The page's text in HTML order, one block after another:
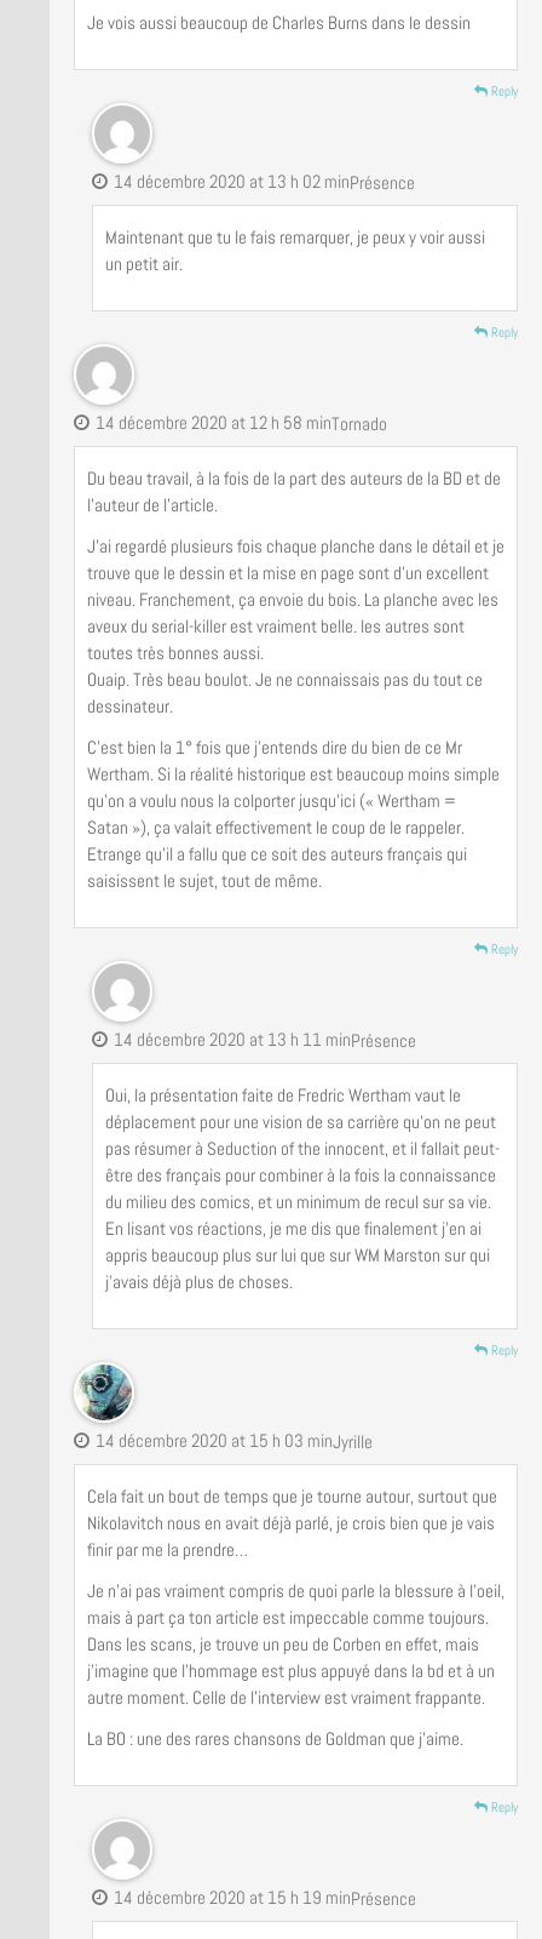
Je vois aussi beaucoup de Charles Burns dans le dessin
Reply
Présence
14 décembre 2020 at 13 h 02 min
Maintenant que tu le fais remarquer, je peux y voir aussi
un petit air.
Reply
Tornado
14 décembre 2020 at 12 h 58 min
Du beau travail, à la fois de la part des auteurs de la BD et de
l’auteur de l’article.
J’ai regardé plusieurs fois chaque planche dans le détail et je
trouve que le dessin et la mise en page sont d’un excellent
niveau. Franchement, ça envoie du bois. La planche avec les
aveux du serial-killer est vraiment belle. les autres sont
toutes très bonnes aussi.
Ouaip. Très beau boulot. Je ne connaissais pas du tout ce
dessinateur.
C’est bien la 1° fois que j’entends dire du bien de ce Mr
Wertham. Si la réalité historique est beaucoup moins simple
qu’on a voulu nous la colporter jusqu’ici (« Wertham =
Satan »), ça valait effectivement le coup de le rappeler.
Etrange qu’il a fallu que ce soit des auteurs français qui
saisissent le sujet, tout de même.
Reply
Présence
14 décembre 2020 at 13 h 11 min
Oui, la présentation faite de Fredric Wertham vaut le
déplacement pour une vision de sa carrière qu’on ne peut
pas résumer à Seduction of the innocent, et il fallait peut-
être des français pour combiner à la fois la connaissance
du milieu des comics, et un minimum de recul sur sa vie.
En lisant vos réactions, je me dis que finalement j’en ai
appris beaucoup plus sur lui que sur WM Marston sur qui
j’avais déjà plus de choses.
Reply
Jyrille
14 décembre 2020 at 15 h 03 min
Cela fait un bout de temps que je tourne autour, surtout que
Nikolavitch nous en avait déjà parlé, je crois bien que je vais
finir par me la prendre…
Je n’ai pas vraiment compris de quoi parle la blessure à l’oeil,
mais à part ça ton article est impeccable comme toujours.
Dans les scans, je trouve un peu de Corben en effet, mais
j’imagine que l’hommage est plus appuyé dans la bd et à un
autre moment. Celle de l’interview est vraiment frappante.
La BO : une des rares chansons de Goldman que j’aime.
Reply
Présence
14 décembre 2020 at 15 h 19 min